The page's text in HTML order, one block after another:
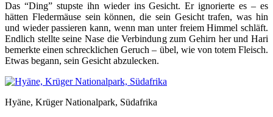
Das “Ding” stupste ihn wieder ins Gesicht. Er ignorierte es – es
hätten Fledermäuse sein können, die sein Gesicht trafen, was hin
und wieder passieren kann, wenn man unter freiem Himmel schläft.
Endlich stellte seine Nase die Verbindung zum Gehirn her und Hari
bemerkte einen schrecklichen Geruch – übel, wie von totem Fleisch.
Etwas begann, sein Gesicht abzulecken.
Hyäne, Krüger Nationalpark, Südafrika